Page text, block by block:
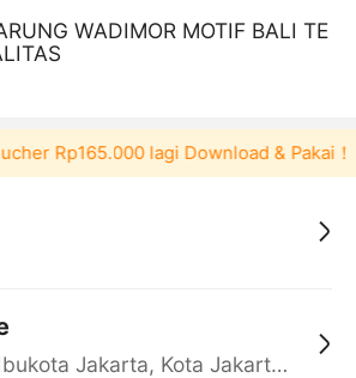
WADIMOR MOTIF BALI TE
Rp165.000 lagi Download & Pakai！
Daerah Khusus Ibukota Jakarta, Kota Jakarta Barat, Cengkareng, yy